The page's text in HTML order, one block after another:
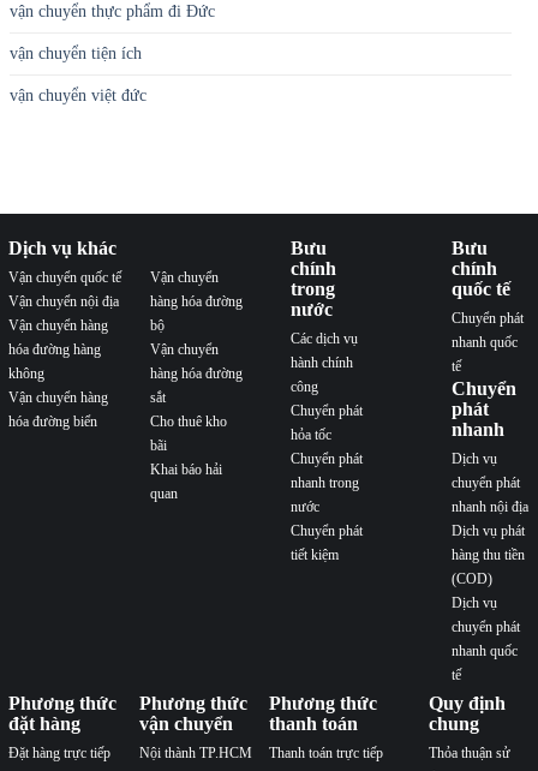
vận chuyển thực phẩm đi Đức
vận chuyển tiện ích
vận chuyển việt đức
Dịch vụ khác
Vận chuyển quốc tế
Vận chuyển nội địa
Vận chuyển hàng
hóa đường hàng
không
Vận chuyển hàng
hóa đường biển
Vận chuyển
hàng hóa đường
bộ
Vận chuyển
hàng hóa đường
sắt
Cho thuê kho
bãi
Khai báo hải
quan
Bưu
chính
trong
nước
Các dịch vụ
hành chính
công
Chuyển phát
hỏa tốc
Chuyển phát
nhanh trong
nước
Chuyển phát
tiết kiệm
Bưu
chính
quốc tế
Chuyển phát
nhanh quốc
tế
Chuyển
phát
nhanh
Dịch vụ
chuyển phát
nhanh nội địa
Dịch vụ phát
hàng thu tiền
(COD)
Dịch vụ
chuyển phát
nhanh quốc
tế
Phương thức
đặt hàng
Đặt hàng trực tiếp
Phương thức
vận chuyển
Nội thành TP.HCM
Phương thức
thanh toán
Thanh toán trực tiếp
Quy định
chung
Thỏa thuận sử